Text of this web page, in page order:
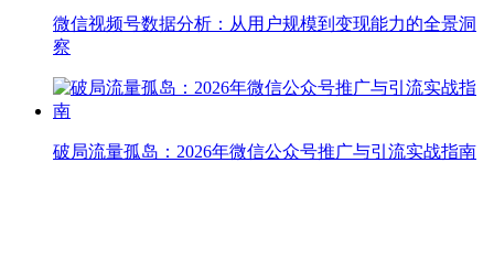
微信视频号数据分析：从用户规模到变现能力的全景洞
察
破局流量孤岛：2026年微信公众号推广与引流实战指南